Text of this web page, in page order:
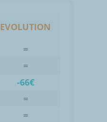
EVOLUTION
=
=
-66€
=
=